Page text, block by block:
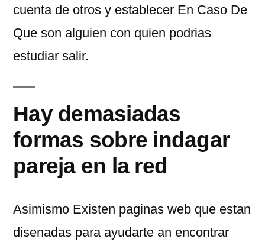
cuenta de otros y establecer En Caso De
Que son alguien con quien podrias
estudiar salir.
Hay demasiadas
formas sobre indagar
pareja en la red
Asimismo Existen paginas web que estan
disenadas para ayudarte an encontrar